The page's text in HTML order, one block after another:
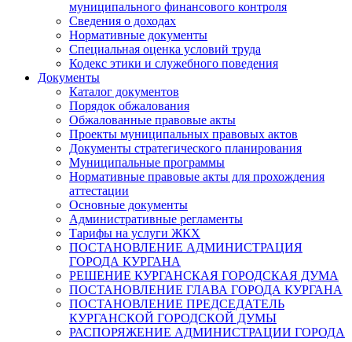
муниципального финансового контроля
Сведения о доходах
Нормативные документы
Специальная оценка условий труда
Кодекс этики и служебного поведения
Документы
Каталог документов
Порядок обжалования
Обжалованные правовые акты
Проекты муниципальных правовых актов
Документы стратегического планирования
Муниципальные программы
Нормативные правовые акты для прохождения
аттестации
Основные документы
Административные регламенты
Тарифы на услуги ЖКХ
ПОСТАНОВЛЕНИЕ АДМИНИСТРАЦИЯ
ГОРОДА КУРГАНА
РЕШЕНИЕ КУРГАНСКАЯ ГОРОДСКАЯ ДУМА
ПОСТАНОВЛЕНИЕ ГЛАВА ГОРОДА КУРГАНА
ПОСТАНОВЛЕНИЕ ПРЕДСЕДАТЕЛЬ
КУРГАНСКОЙ ГОРОДСКОЙ ДУМЫ
РАСПОРЯЖЕНИЕ АДМИНИСТРАЦИИ ГОРОДА